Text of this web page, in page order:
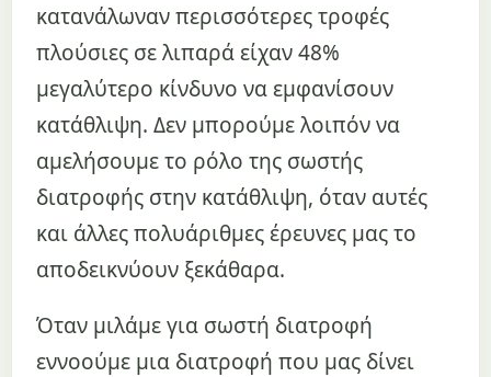
κατανάλωναν περισσότερες τροφές
πλούσιες σε λιπαρά είχαν 48%
μεγαλύτερο κίνδυνο να εμφανίσουν
κατάθλιψη. Δεν μπορούμε λοιπόν να
αμελήσουμε το ρόλο της σωστής
διατροφής στην κατάθλιψη, όταν αυτές
και άλλες πολυάριθμες έρευνες μας το
αποδεικνύουν ξεκάθαρα.
Όταν μιλάμε για σωστή διατροφή
εννοούμε μια διατροφή που μας δίνει